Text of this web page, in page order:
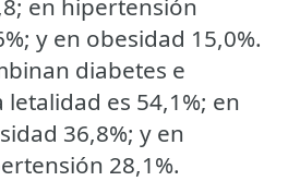
en hipertensión
y en obesidad 15,0%.
diabetes e
es 54,1%; en
36,8%; y en
28,1%.